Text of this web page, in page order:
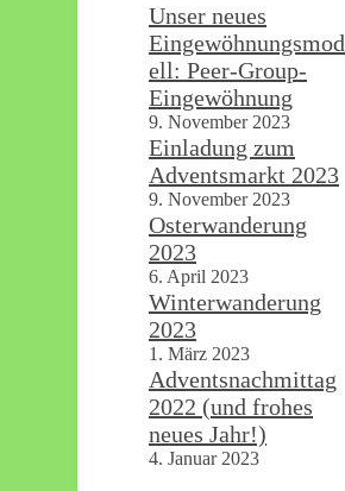
Unser neues
Eingewöhnungsmod
ell: Peer-Group-
Eingewöhnung
9. November 2023
Einladung zum
Adventsmarkt 2023
9. November 2023
Osterwanderung
2023
6. April 2023
Winterwanderung
2023
1. März 2023
Adventsnachmittag
2022 (und frohes
neues Jahr!)
4. Januar 2023